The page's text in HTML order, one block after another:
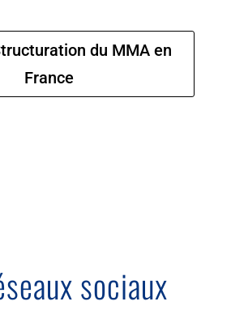
du MMA en
France
sociaux